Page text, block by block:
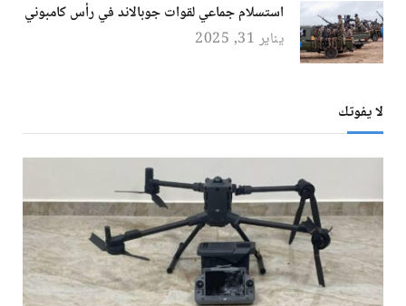
استسلام جماعي لقوات جوبالاند في رأس كامبوني
يناير 31, 2025
لا يفوتك